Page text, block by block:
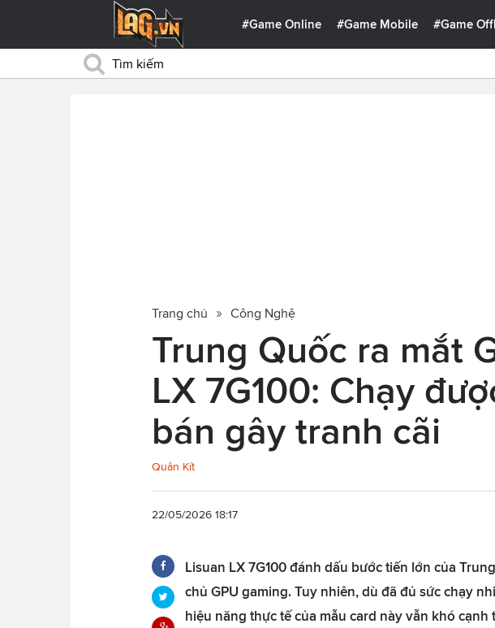
#Game Online #Game Mobile #Game
Trang chủ Công Nghệ
Trung Quốc ra mắt
LX 7G100: Chạy
bán gây tranh cãi
Quân Kít
22/05/2026 18:17
Lisuan LX 7G100 đánh dấu bước tiến lớn của
chủ GPU gaming. Tuy nhiên, dù đã đủ sức chạy
hiệu năng thực tế của mẫu card này vẫn khó